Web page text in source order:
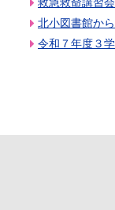
北小図書館か
令和７年度３